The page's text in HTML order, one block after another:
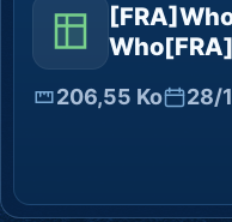
206,55 Ko 28/